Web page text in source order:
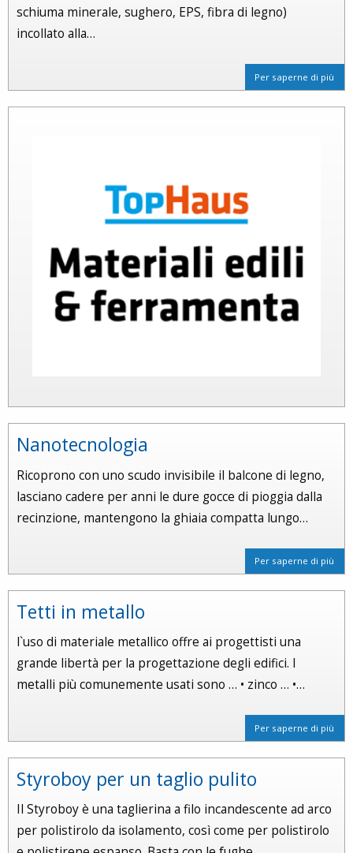
schiuma minerale, sughero, EPS, fibra di legno)
incollato alla…
Per saperne di più
Nanotecnologia
Ricoprono con uno scudo invisibile il balcone di legno,
lasciano cadere per anni le dure gocce di pioggia dalla
recinzione, mantengono la ghiaia compatta lungo…
Per saperne di più
Tetti in metallo
l`uso di materiale metallico offre ai progettisti una
grande libertà per la progettazione degli edifici. I
metalli più comunemente usati sono … • zinco … •…
Per saperne di più
Styroboy per un taglio pulito
Il Styroboy è una taglierina a filo incandescente ad arco
per polistirolo da isolamento, così come per polistirolo